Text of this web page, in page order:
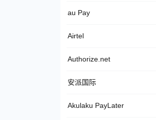
au Pay
Airtel
Authorize.net
安派国际
Akulaku PayLater